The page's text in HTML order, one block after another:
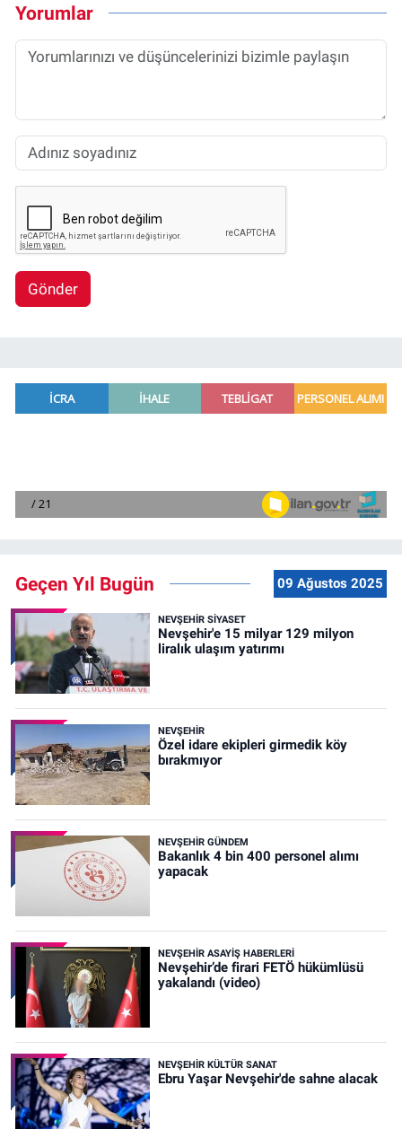
Yorumlar
Gönder
Geçen Yıl Bugün 09 Ağustos 2025
NEVŞEHIR SIYASET
Nevşehir'e 15 milyar 129 milyon
liralık ulaşım yatırımı
NEVŞEHIR
Özel idare ekipleri girmedik köy
bırakmıyor
NEVŞEHIR GÜNDEM
Bakanlık 4 bin 400 personel alımı
yapacak
NEVŞEHIR ASAYIŞ HABERLERI
Nevşehir’de firari FETÖ hükümlüsü
yakalandı (video)
NEVŞEHIR KÜLTÜR SANAT
Ebru Yaşar Nevşehir'de sahne alacak